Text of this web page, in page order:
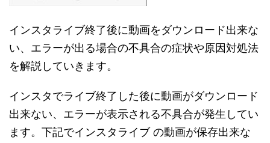
インスタライブ終了後に動画をダウンロード出来な
い、エラーが出る場合の不具合の症状や原因対処法
を解説していきます。
インスタでライブ終了した後に動画がダウンロード
出来ない、エラーが表示される不具合が発生してい
ます。下記でインスタライブ の動画が保存出来な